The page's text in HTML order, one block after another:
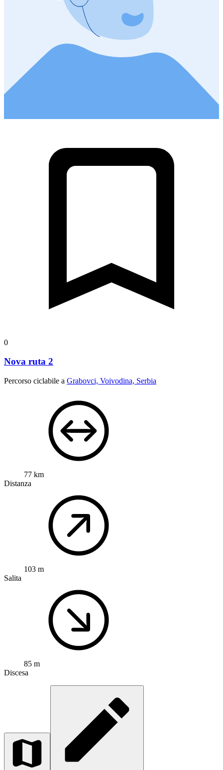
0
Nova ruta 2
Percorso ciclabile a Grabovci, Voivodina, Serbia
77 km
Distanza
103 m
Salita
85 m
Discesa